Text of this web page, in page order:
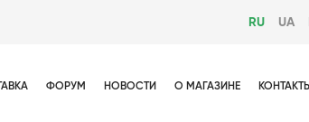
RU UA
ФОРУМ НОВОСТИ О МАГАЗИНЕ КОНТАКТЫ